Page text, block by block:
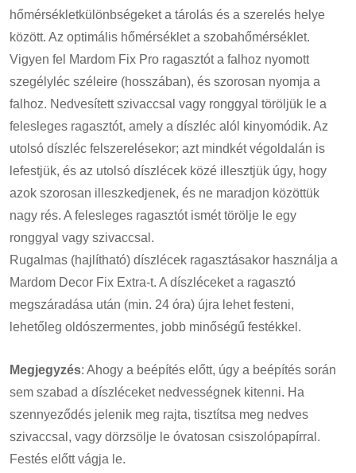
hőmérsékletkülönbségeket a tárolás és a szerelés helye
között. Az optimális hőmérséklet a szobahőmérséklet.
Vigyen fel Mardom Fix Pro ragasztót a falhoz nyomott
szegélyléc széleire (hosszában), és szorosan nyomja a
falhoz. Nedvesített szivaccsal vagy ronggyal töröljük le a
felesleges ragasztót, amely a díszléc alól kinyomódik. Az
utolsó díszléc felszerelésekor; azt mindkét végoldalán is
lefestjük, és az utolsó díszlécek közé illesztjük úgy, hogy
azok szorosan illeszkedjenek, és ne maradjon közöttük
nagy rés. A felesleges ragasztót ismét törölje le egy
ronggyal vagy szivaccsal.
Rugalmas (hajlítható) díszlécek ragasztásakor használja a
Mardom Decor Fix Extra-t. A díszléceket a ragasztó
megszáradása után (min. 24 óra) újra lehet festeni,
lehetőleg oldószermentes, jobb minőségű festékkel.
Megjegyzés: Ahogy a beépítés előtt, úgy a beépítés során
sem szabad a díszléceket nedvességnek kitenni. Ha
szennyeződés jelenik meg rajta, tisztítsa meg nedves
szivaccsal, vagy dörzsölje le óvatosan csiszolópapírral.
Festés előtt vágja le.